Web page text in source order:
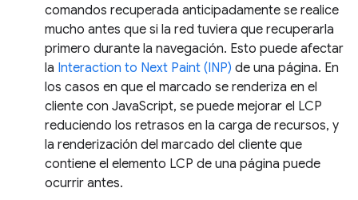
comandos recuperada anticipadamente se realice
mucho antes que si la red tuviera que recuperarla
primero durante la navegación. Esto puede afectar
la Interaction to Next Paint (INP) de una página. En
los casos en que el marcado se renderiza en el
cliente con JavaScript, se puede mejorar el LCP
reduciendo los retrasos en la carga de recursos, y
la renderización del marcado del cliente que
contiene el elemento LCP de una página puede
ocurrir antes.